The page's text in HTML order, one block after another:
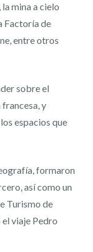
mina a cielo
Factoría de
entre otros
sobre el
y
espacios que
formaron
así como un
Turismo de
viaje Pedro